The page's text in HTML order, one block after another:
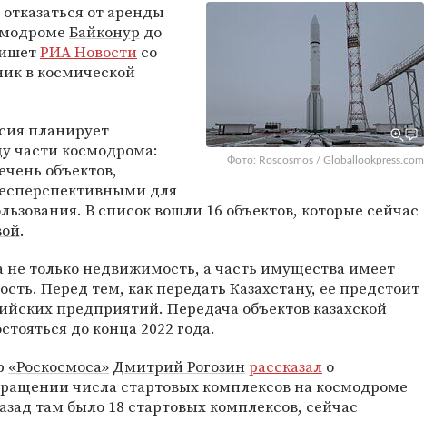
Фото: Roscosmos / Globallookpress.com
от аренды
Байконур до
РИА Новости со
в космической
планирует
части космодрома:
объектов,
для
В список вошли 16 объектов, которые сейчас
.
не только недвижимость, а часть имущества имеет
Перед тем, как передать Казахстану, ее предстоит
предприятий. Передача объектов казахской
до конца 2022 года.
«Роскосмоса» Дмитрий Рогозинрассказал о
числа стартовых комплексов на космодроме
там было 18 стартовых комплексов, сейчас